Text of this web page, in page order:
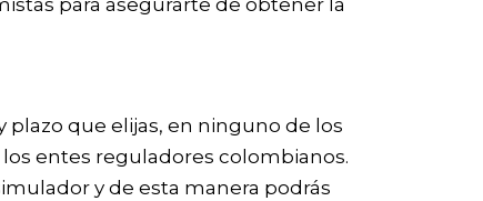
para asegurarte de obtener la
que elijas, en ninguno de los
entes reguladores colombianos.
y de esta manera podrás